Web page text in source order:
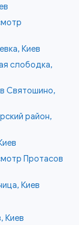
Киев
слободка,
Святошино,
район,
Протасов
Киев
Киев